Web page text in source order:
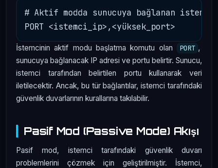
# Aktif modda sunucuya bağlanan istemci
İstemcinin aktif modu başlatma komutu olan PORT ,
sunucuya bağlanacak IP adresi ve portu belirtir. Sunucu,
istemci tarafından belirtilen portu kullanarak veri
iletilecektir. Ancak, bu tür bağlantılar, istemci tarafındaki
güvenlik duvarlarının kurallarına takılabilir.
Pasif Mod (Passive Mode) Akışı
Pasif mod, istemci tarafındaki güvenlik duvarı
problemlerini çözmek için geliştirilmiştir. İstemci,